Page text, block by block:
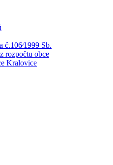
č.106⁄1999 Sb.
rozpočtu obce
Kralovice